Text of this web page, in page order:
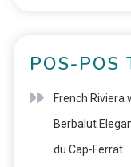
POS-POS
French Riviera
Berbalut
du Cap-Ferrat